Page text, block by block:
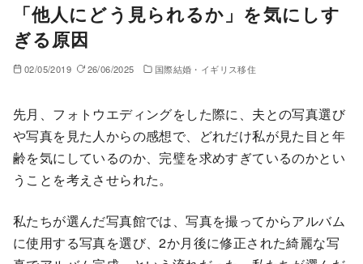
「他人にどう見られるか」を気にしす
ぎる原因
02/05/2019 26/06/2025 国際結婚・イギリス移住
先月、フォトウエディングをした際に、夫との写真選び
や写真を見た人からの感想で、どれだけ私が見た目と年
齢を気にしているのか、完璧を求めすぎているのかとい
うことを考えさせられた。
私たちが選んだ写真館では、写真を撮ってからアルバム
に使用する写真を選び、2か月後に修正された綺麗な写